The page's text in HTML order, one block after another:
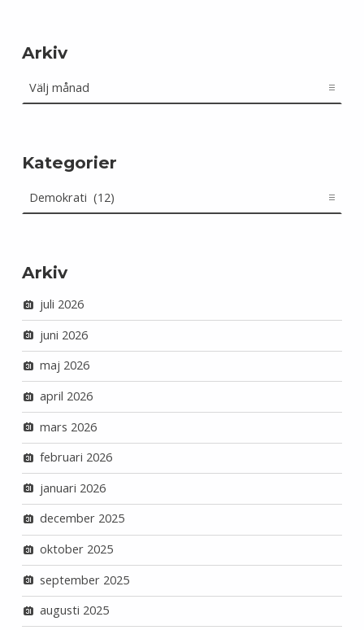
Arkiv
Kategorier
Arkiv
juli 2026
juni 2026
maj 2026
april 2026
mars 2026
februari 2026
januari 2026
december 2025
oktober 2025
september 2025
augusti 2025